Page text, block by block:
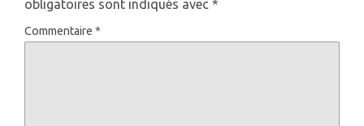
obligatoires sont indiqués avec *
Commentaire *